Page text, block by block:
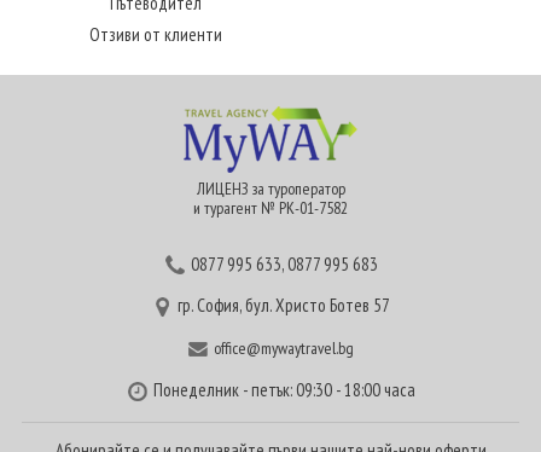
Отзиви от клиенти
ЛИЦЕНЗ за туроператор
и турагент № РК-01-7582
0877 995 633,0877 995 683
гр. София, бул. Христо Ботев 57
office@mywaytravel.bg
Понеделник - петък: 09:30 - 18:00 часа